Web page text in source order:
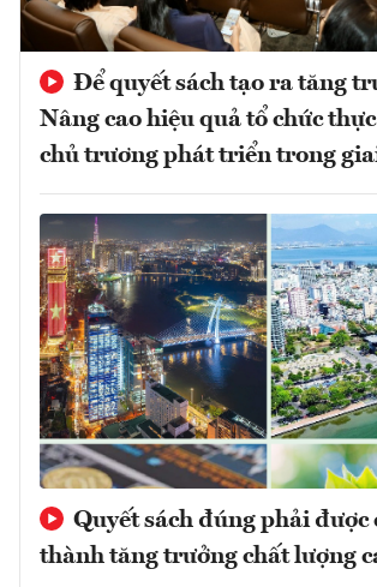
Để quyết sách tạo ra tăng
Nâng cao hiệu quả tổ chức
chủ trương phát triển trong
Quyết sách đúng phải được
thành tăng trưởng chất lượng